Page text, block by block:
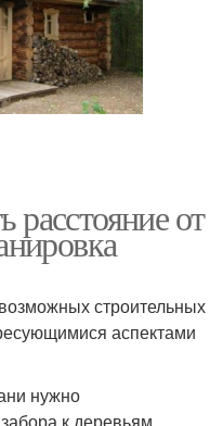
от
строительных
аспектами
нужно